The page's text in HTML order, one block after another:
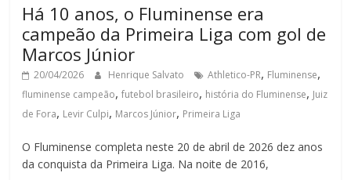
Há 10 anos, o Fluminense era
campeão da Primeira Liga com gol de
Marcos Júnior
20/04/2026 Henrique Salvato Athletico-PR, Fluminense,
fluminense campeão,futebol brasileiro, história do Fluminense, Juiz
de Fora, Levir Culpi, Marcos Júnior, Primeira Liga
O Fluminense completa neste 20 de abril de 2026 dez anos
da conquista da Primeira Liga. Na noite de 2016,